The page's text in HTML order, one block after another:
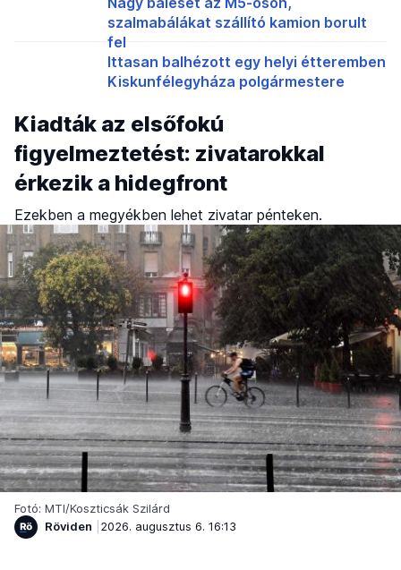
szalmabálákat szállító kamion borult
fel
Ittasan balhézott egy helyi étteremben
Kiskunfélegyháza polgármestere
Kiadták az elsőfokú
figyelmeztetést: zivatarokkal
érkezik a hidegfront
Ezekben a megyékben lehet zivatar pénteken.
Fotó: MTI/Koszticsák Szilárd
Röviden
2026. augusztus 6. 16:13